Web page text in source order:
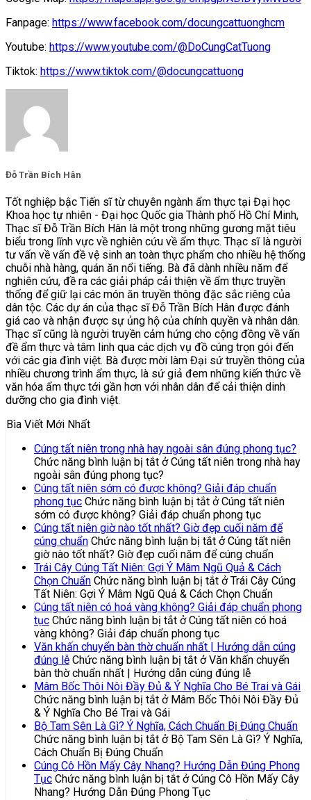
Fanpage: https://www.facebook.com/docungcattuonghcm
Youtube: https://www.youtube.com/@DoCungCatTuong
Tiktok: https://www.tiktok.com/@docungcattuong
Đỗ Trần Bích Hân
Tốt nghiệp bậc Tiến sĩ từ chuyên ngành ẩm thực tại Đại học
Khoa học tự nhiên - Đại học Quốc gia Thành phố Hồ Chí Minh,
Thạc sĩ Đỗ Trần Bích Hân là một trong những gương mặt tiêu
biểu trong lĩnh vực về nghiên cứu về ẩm thực. Thạc sĩ là người
tư vấn về vấn đề vệ sinh an toàn thực phẩm cho nhiều hệ thống
chuỗi nhà hàng, quán ăn nổi tiếng. Bà đã dành nhiều năm để
nghiên cứu, đề ra các giải pháp cải thiện về ẩm thực truyền
thống để giữ lại các món ăn truyền thông đặc sắc riêng của
dân tộc. Các dự án của thạc sĩ Đỗ Trần Bích Hân được đánh
giá cao và nhận được sự ủng hộ của chính quyền và nhân dân.
Thạc sĩ cũng là người truyền cảm hứng cho cộng đồng về vấn
đề ẩm thực và tâm linh qua các dịch vụ đồ cúng trọn gói đến
với các gia đình việt. Bà được mời làm Đại sứ truyền thông của
nhiều chương trình ẩm thực, là sứ giả đem những kiến thức về
văn hóa ẩm thực tới gần hơn với nhân dân để cải thiện dinh
dưỡng cho gia đình việt.
Bìa Viết Mới Nhất
Cúng tất niên trong nhà hay ngoài sân đúng phong tục?
Chức năng bình luận bị tắt ở Cúng tất niên trong nhà hay
ngoài sân đúng phong tục?
Cúng tất niên sớm có được không? Giải đáp chuẩn
phong tục Chức năng bình luận bị tắt ở Cúng tất niên
sớm có được không? Giải đáp chuẩn phong tục
Cúng tất niên giờ nào tốt nhất? Giờ đẹp cuối năm để
cúng chuẩn Chức năng bình luận bị tắt ở Cúng tất niên
giờ nào tốt nhất? Giờ đẹp cuối năm để cúng chuẩn
Trái Cây Cúng Tất Niên: Gợi Ý Mâm Ngũ Quả & Cách
Chọn Chuẩn Chức năng bình luận bị tắt ở Trái Cây Cúng
Tất Niên: Gợi Ý Mâm Ngũ Quả & Cách Chọn Chuẩn
Cúng tất niên có hoá vàng không? Giải đáp chuẩn phong
tục Chức năng bình luận bị tắt ở Cúng tất niên có hoá
vàng không? Giải đáp chuẩn phong tục
Văn khấn chuyển bàn thờ chuẩn nhất | Hướng dẫn cúng
đúng lễ Chức năng bình luận bị tắt ở Văn khấn chuyển
bàn thờ chuẩn nhất | Hướng dẫn cúng đúng lễ
Mâm Bốc Thôi Nôi Đầy Đủ & Ý Nghĩa Cho Bé Trai và Gái
Chức năng bình luận bị tắt ở Mâm Bốc Thôi Nôi Đầy Đủ
& Ý Nghĩa Cho Bé Trai và Gái
Bộ Tam Sên Là Gì? Ý Nghĩa, Cách Chuẩn Bị Đúng Chuẩn
Chức năng bình luận bị tắt ở Bộ Tam Sên Là Gì? Ý Nghĩa,
Cách Chuẩn Bị Đúng Chuẩn
Cúng Cô Hồn Mấy Cây Nhang? Hướng Dẫn Đúng Phong
Tục Chức năng bình luận bị tắt ở Cúng Cô Hồn Mấy Cây
Nhang? Hướng Dẫn Đúng Phong Tục